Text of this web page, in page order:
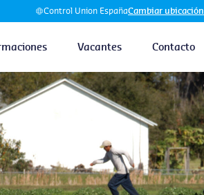
Control Union EspañaCambiar ubicación
Vacantes Contacto